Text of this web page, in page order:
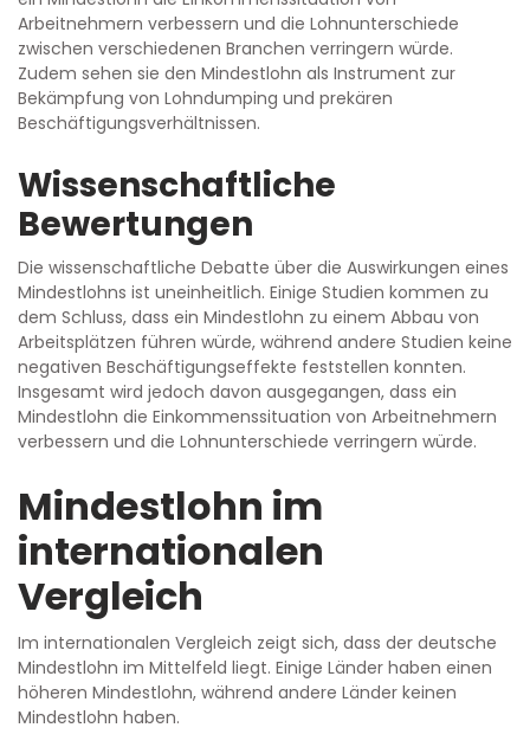
Arbeitnehmern verbessern und die Lohnunterschiede
zwischen verschiedenen Branchen verringern würde.
Zudem sehen sie den Mindestlohn als Instrument zur
Bekämpfung von Lohndumping und prekären
Beschäftigungsverhältnissen.
Wissenschaftliche
Bewertungen
Die wissenschaftliche Debatte über die Auswirkungen eines
Mindestlohns ist uneinheitlich. Einige Studien kommen zu
dem Schluss, dass ein Mindestlohn zu einem Abbau von
Arbeitsplätzen führen würde, während andere Studien keine
negativen Beschäftigungseffekte feststellen konnten.
Insgesamt wird jedoch davon ausgegangen, dass ein
Mindestlohn die Einkommenssituation von Arbeitnehmern
verbessern und die Lohnunterschiede verringern würde.
Mindestlohn im
internationalen
Vergleich
Im internationalen Vergleich zeigt sich, dass der deutsche
Mindestlohn im Mittelfeld liegt. Einige Länder haben einen
höheren Mindestlohn, während andere Länder keinen
Mindestlohn haben.